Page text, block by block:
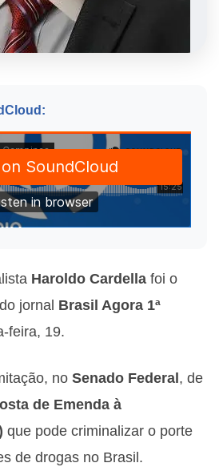
Haroldo Cardella foi o
jornal Brasil Agora 1ª
feira, 19.
no Senado Federal, de
de Emenda à
que pode criminalizar o porte
de drogas no Brasil.